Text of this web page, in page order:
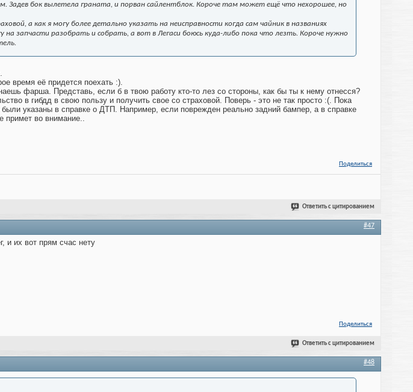
Задев бок вылетела граната, и порван сайлентблок. Короче там может ещё что нехорошее, но
а как я могу более детально указать на неисправности когда сам чайник в названиях
запчасти разобрать и собрать, а вот в Легаси боюсь куда-либо пока что лезть. Короче нужно
время её придется поехать :).
фарша. Представь, если б в твою работу кто-то лез со стороны, как бы ты к нему отнесся?
в гибдд в свою пользу и получить свое со страховой. Поверь - это не так просто :(. Пока
указаны в справке о ДТП. Например, если поврежден реально задний бампер, а в справке
примет во внимание..
Поделиться
Ответить с цитированием
#47
и их вот прям счас нету
Поделиться
Ответить с цитированием
#48